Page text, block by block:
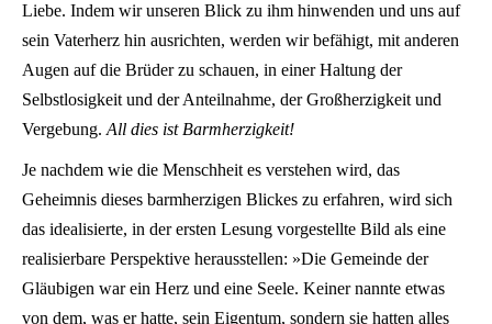
Liebe. Indem wir unseren Blick zu ihm hinwenden und uns auf
sein Vaterherz hin ausrichten, werden wir befähigt, mit anderen
Augen auf die Brüder zu schauen, in einer Haltung der
Selbstlosigkeit und der Anteilnahme, der Großherzigkeit und
Vergebung. All dies ist Barmherzigkeit!
Je nachdem wie die Menschheit es verstehen wird, das
Geheimnis dieses barmherzigen Blickes zu erfahren, wird sich
das idealisierte, in der ersten Lesung vorgestellte Bild als eine
realisierbare Perspektive herausstellen: »Die Gemeinde der
Gläubigen war ein Herz und eine Seele. Keiner nannte etwas
von dem, was er hatte, sein Eigentum, sondern sie hatten alles